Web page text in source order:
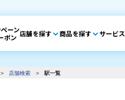
ーン
ポン 店舗を探す 商品を探す サービス
> 店舗検索 > 駅一覧